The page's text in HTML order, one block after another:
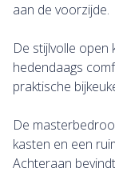
aan de voorzijde.
De stijlvolle open
hedendaags
praktische
De
kasten en een
Achteraan